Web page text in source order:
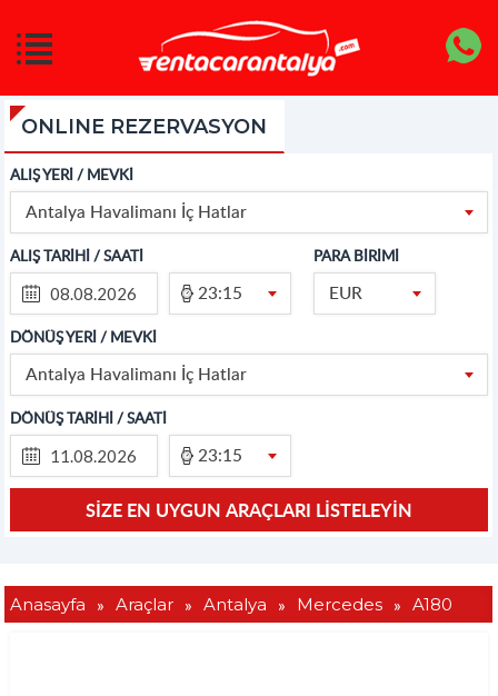
ONLINE REZERVASYON
ALIŞ YERİ / MEVKİ
Antalya Havalimanı İç Hatlar
ALIŞ TARİHİ / SAATİ
23:15
PARA BİRİMİ
EUR
DÖNÜŞ YERİ / MEVKİ
Antalya Havalimanı İç Hatlar
DÖNÜŞ TARİHİ / SAATİ
23:15
Anasayfa » Araçlar » Antalya » Mercedes » A180